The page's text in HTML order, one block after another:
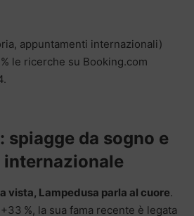
appuntamenti internazionali)
le ricerche su Booking.com
spiagge da sogno e
internazionale
vista, Lampedusa parla al cuore.
%, la sua fama recente è legata